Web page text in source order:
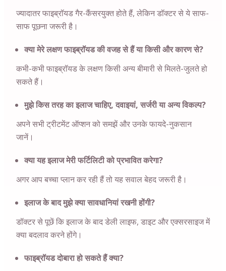
ज्यादातर फाइब्रॉयड गैर-कैंसरयुक्त होते हैं, लेकिन डॉक्टर से ये साफ-
साफ पूछना जरूरी है।
क्या मेरे लक्षण फाइब्रॉयड की वजह से हैं या किसी और कारण से?
कभी-कभी फाइब्रॉयड के लक्षण किसी अन्य बीमारी से मिलते-जुलते हो
सकते हैं।
मुझे किस तरह का इलाज चाहिए, दवाइयां, सर्जरी या अन्य विकल्प?
अपने सभी ट्रीटमेंट ऑप्शन को समझें और उनके फायदे-नुकसान
जानें।
क्या यह इलाज मेरी फर्टिलिटी को प्रभावित करेगा?
अगर आप बच्चा प्लान कर रही हैं तो यह सवाल बेहद जरूरी है।
इलाज के बाद मुझे क्या सावधानियां रखनी होंगी?
डॉक्टर से पूछें कि इलाज के बाद डेली लाइफ, डाइट और एक्सरसाइज में
क्या बदलाव करने होंगे।
फाइब्रॉयड दोबारा हो सकते हैं क्या?